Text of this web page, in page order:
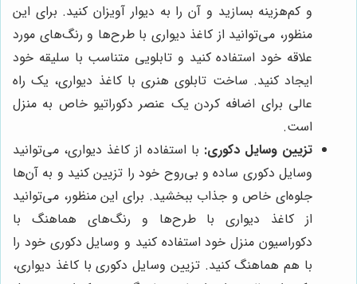
و کم‌هزینه بسازید و آن را به دیوار آویزان کنید. برای این
منظور، می‌توانید از کاغذ دیواری با طرح‌ها و رنگ‌های مورد
علاقه خود استفاده کنید و تابلویی متناسب با سلیقه خود
ایجاد کنید. ساخت تابلوی هنری با کاغذ دیواری، یک راه
عالی برای اضافه کردن یک عنصر دکوراتیو خاص به منزل
است.
تزیین وسایل دکوری: با استفاده از کاغذ دیواری، می‌توانید
وسایل دکوری ساده و بی‌روح خود را تزیین کنید و به آن‌ها
جلوه‌ای خاص و جذاب ببخشید. برای این منظور، می‌توانید
از کاغذ دیواری با طرح‌ها و رنگ‌های هماهنگ با
دکوراسیون منزل خود استفاده کنید و وسایل دکوری خود را
با هم هماهنگ کنید. تزیین وسایل دکوری با کاغذ دیواری،